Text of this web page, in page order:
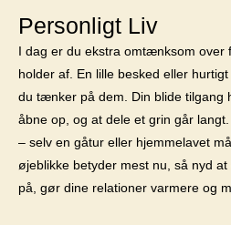
Personligt Liv
I dag er du ekstra omtænksom over
holder af. En lille besked eller
du tænker på dem. Din blide
åbne op, og at dele et grin går
– selv en gåtur eller hjemmelavet
øjeblikke betyder mest nu, så nyd
på, gør dine relationer varmere og